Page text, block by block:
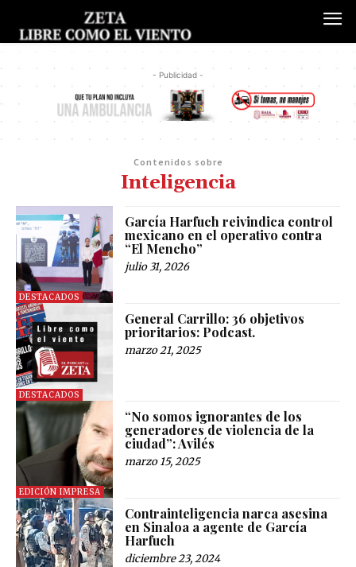
- Publicidad -
Contenidos sobre
Inteligencia
DESTACADOS
García Harfuch reivindica control
mexicano en el operativo contra
“El Mencho”
julio 31, 2026
DESTACADOS
General Carrillo: 36 objetivos
prioritarios: Podcast.
marzo 21, 2025
EDICIÓN IMPRESA
“No somos ignorantes de los
generadores de violencia de la
ciudad”: Avilés
marzo 15, 2025
Contrainteligencia narca asesina
en Sinaloa a agente de García
Harfuch
diciembre 23, 2024